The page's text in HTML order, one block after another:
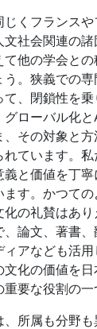
くフランスや
社会関連の諸
他の学会と
う。狭義での
、閉鎖性を
ローバル化と
、その対象と
れています。
と価値を丁寧
ます。かつて
の礼賛はあり
、論文、著書
ィアなども活
文化の価値を
要な役割の一
所属も分野